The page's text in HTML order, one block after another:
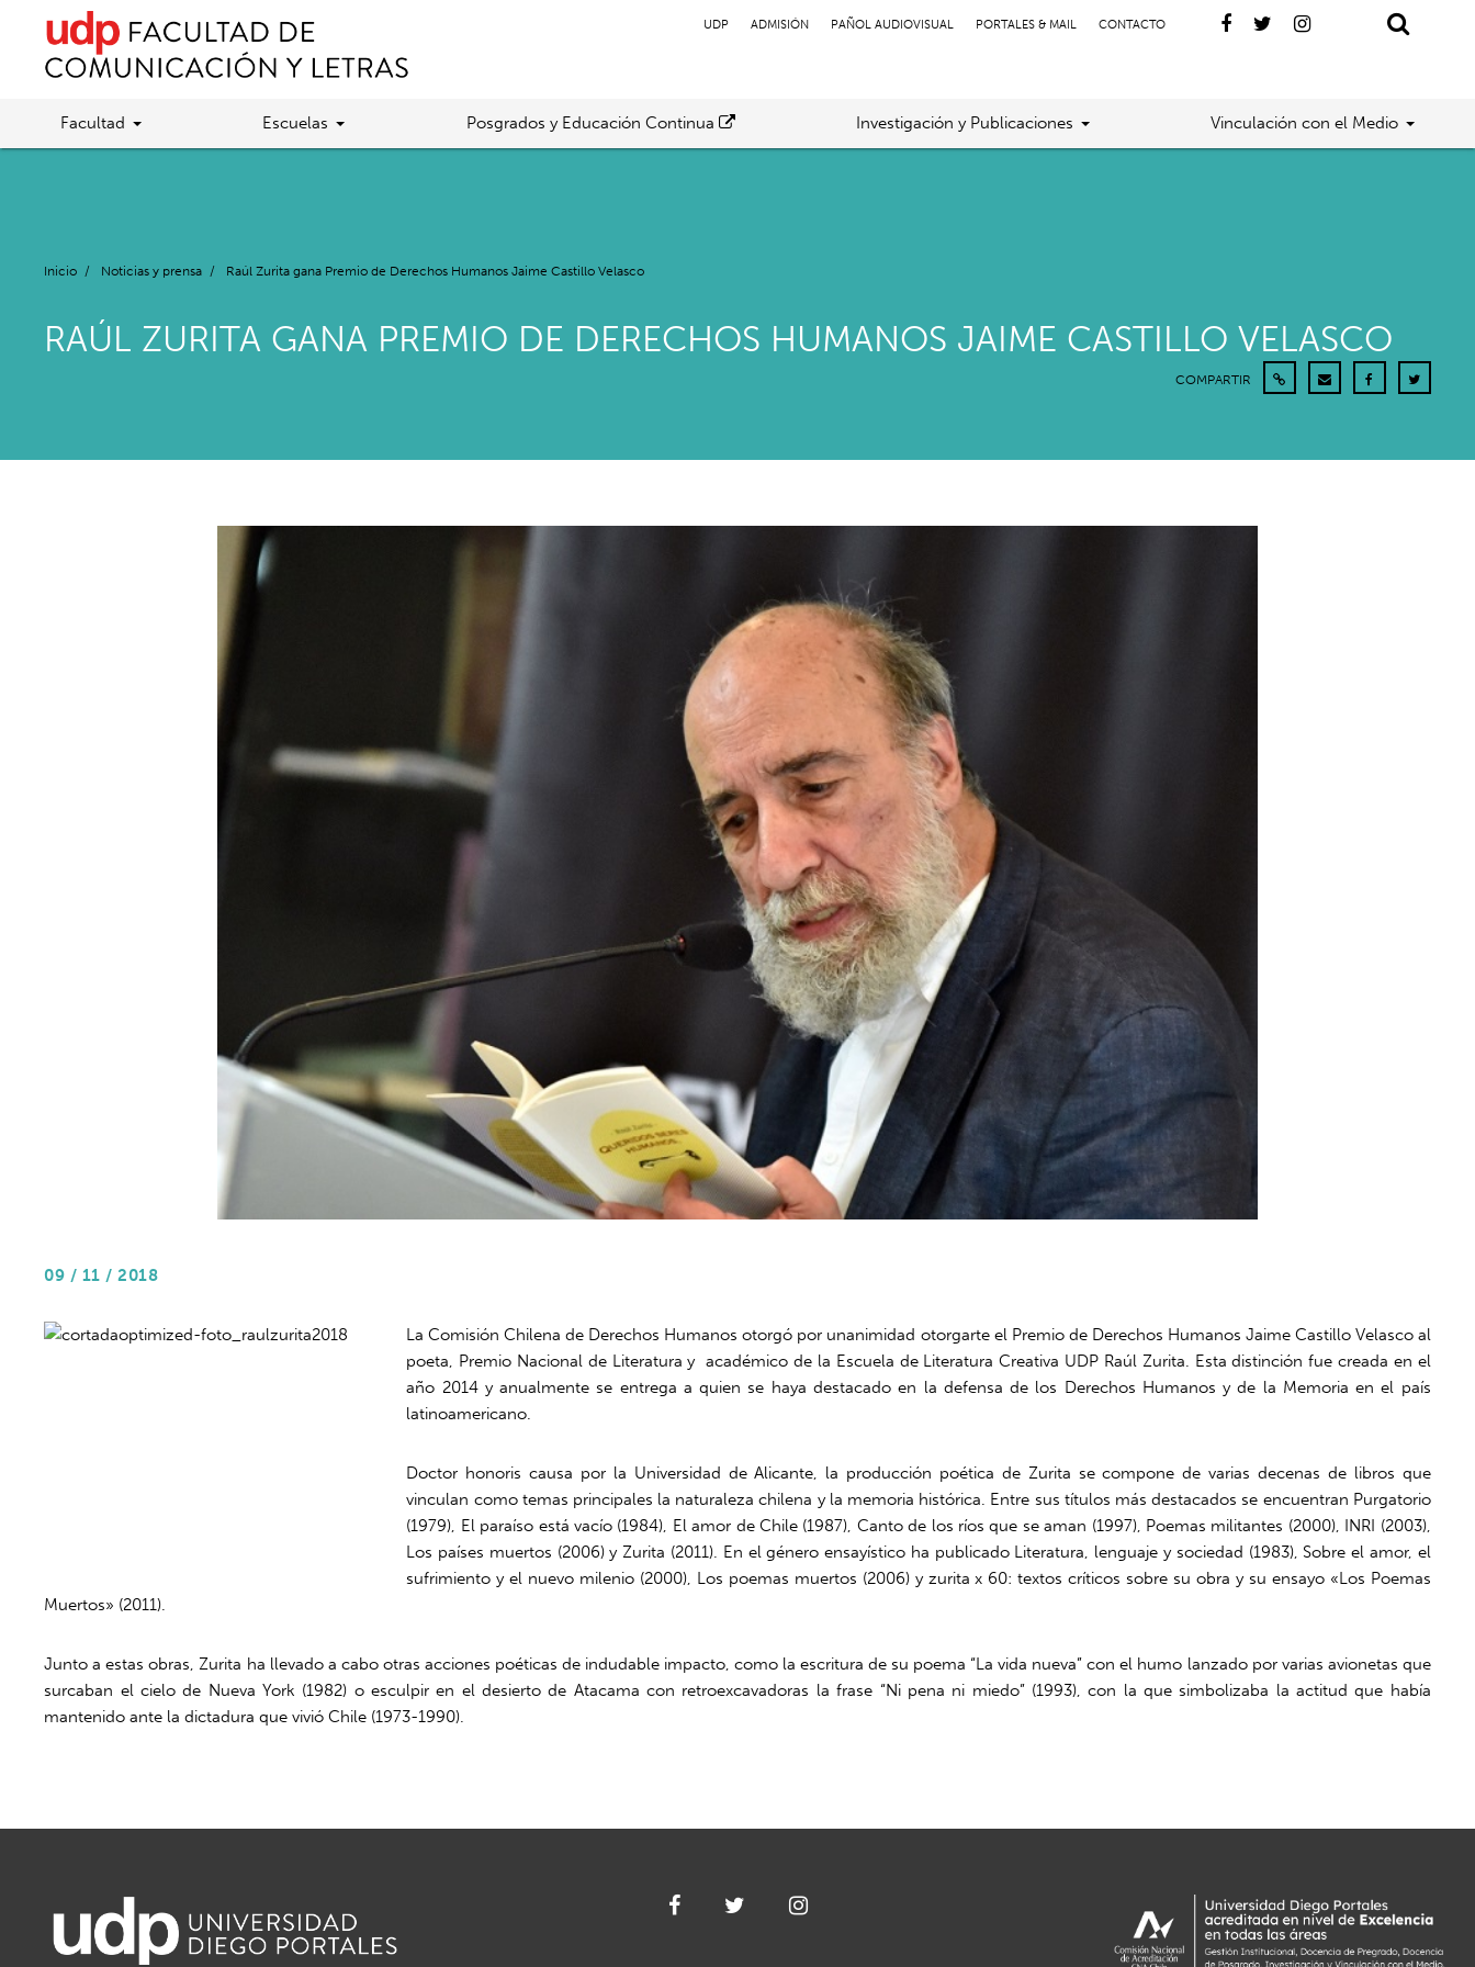
UDP ADMISIÓN PAÑOL AUDIOVISUAL PORTALES & MAIL CONTACTO
Facultad Escuelas Posgrados y Educación Continua Investigación y Publicaciones Vinculación con el Medio
Inicio / Noticias y prensa / Raúl Zurita gana Premio de Derechos Humanos Jaime Castillo Velasco
RAÚL ZURITA GANA PREMIO DE DERECHOS HUMANOS JAIME CASTILLO VELASCO
COMPARTIR
09 / 11 / 2018
La Comisión Chilena de Derechos Humanos otorgó por unanimidad otorgarte el Premio de Derechos Humanos Jaime Castillo Velasco al
poeta, Premio Nacional de Literatura y académico de la Escuela de Literatura Creativa UDP Raúl Zurita. Esta distinción fue creada en el
año 2014 y anualmente se entrega a quien se haya destacado en la defensa de los Derechos Humanos y de la Memoria en el país
latinoamericano.
Doctor honoris causa por la Universidad de Alicante, la producción poética de Zurita se compone de varias decenas de libros que
vinculan como temas principales la naturaleza chilena y la memoria histórica. Entre sus títulos más destacados se encuentran Purgatorio
(1979), El paraíso está vacío (1984), El amor de Chile (1987), Canto de los ríos que se aman (1997), Poemas militantes (2000), INRI (2003),
Los países muertos (2006) y Zurita (2011). En el género ensayístico ha publicado Literatura, lenguaje y sociedad (1983), Sobre el amor, el
sufrimiento y el nuevo milenio (2000), Los poemas muertos (2006) y zurita x 60: textos críticos sobre su obra y su ensayo «Los Poemas
Muertos» (2011).
Junto a estas obras, Zurita ha llevado a cabo otras acciones poéticas de indudable impacto, como la escritura de su poema “La vida nueva” con el humo lanzado por varias avionetas que
surcaban el cielo de Nueva York (1982) o esculpir en el desierto de Atacama con retroexcavadoras la frase “Ni pena ni miedo” (1993), con la que simbolizaba la actitud que había
mantenido ante la dictadura que vivió Chile (1973-1990).